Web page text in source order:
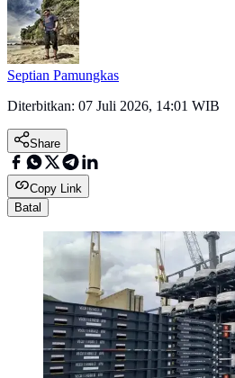
Septian Pamungkas
Diterbitkan: 07 Juli 2026, 14:01 WIB
Share
Copy Link
Batal